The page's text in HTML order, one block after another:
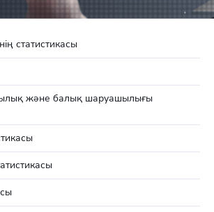
статистикасы
және балық шаруашылығы